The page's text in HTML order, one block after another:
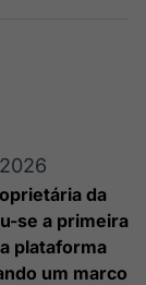
Curadoria
Curadoria de
conteúdos
noticiosos
da
se a primeira
plataforma
um marco